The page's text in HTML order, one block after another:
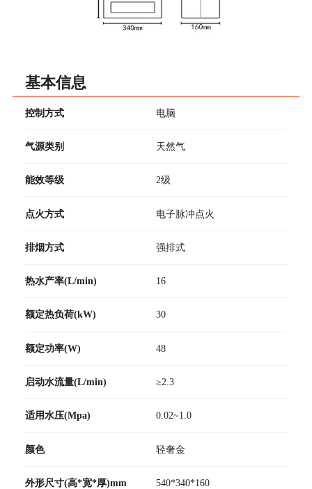
基本信息
控制方式 电脑
气源类别 天然气
能效等级 2级
点火方式 电子脉冲点火
排烟方式 强排式
热水产率(L/min) 16
额定热负荷(kW) 30
额定功率(W) 48
启动水流量(L/min) ≥2.3
适用水压(Mpa) 0.02~1.0
颜色 轻奢金
外形尺寸(高*宽*厚)mm 540*340*160